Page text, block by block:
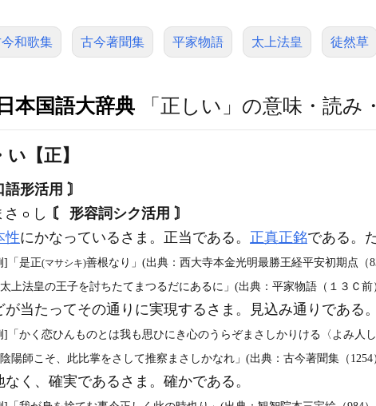
和歌集 古今著聞集 平家物語 太上法皇 徒然草
本国語大辞典 「正しい」の意味・読み
い【正】
形活用 〙
さ し 〘 形容詞シク活用 〙
性にかなっているさま。正当である。 正真正銘である。
]「是正(マサシキ)善根なり」(出典：西大寺本金光明最勝王経平安初期点（
太上法皇の王子を討ちたてまつるだにあるに」(出典：平家物語（１３Ｃ前
当たってその通りに実現するさま。見込み通りである
]「かく恋ひんものとは我も思ひにき心のうらぞまさしかりける〈よみ人
陰陽師こそ、此比掌をさして推察まさしかなれ」(出典：古今著聞集（1254
く、確実であるさま。確かである。